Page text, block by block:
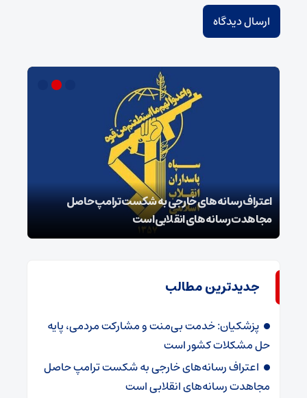
اعتراف رسانه‌های خارجی به شکست ترامپ حاصل
مجاهدت رسانه‌های انقلابی است
جدیدترین مطالب
پزشکیان: خدمت بی‌منت و مشارکت مردمی، پایه
حل مشکلات کشور است
اعتراف رسانه‌های خارجی به شکست ترامپ حاصل
مجاهدت رسانه‌های انقلابی است